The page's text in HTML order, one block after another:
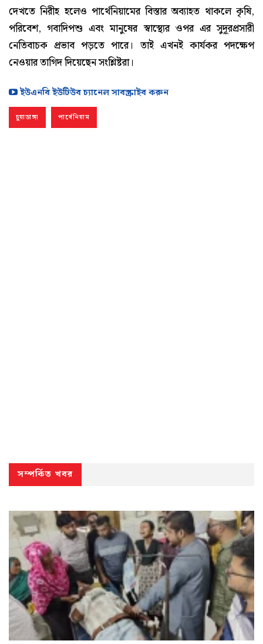
দেখতে নিরীহ হলেও পার্থেনিয়ামের বিস্তার অব্যাহত থাকলে কৃষি,
পরিবেশ, গবাদিপশু এবং মানুষের স্বাস্থ্যের ওপর এর সুদূরপ্রসারী
নেতিবাচক প্রভাব পড়তে পারে। তাই এখনই কার্যকর পদক্ষেপ
নেওয়ার তাগিদ দিয়েছেন সংশ্লিষ্টরা।
ইউএনবি ইউটিউব চ্যানেল সাবস্ক্রাইব করুন
চুয়াডাঙ্গা পার্থেনিয়াম
সম্পর্কিত খবর